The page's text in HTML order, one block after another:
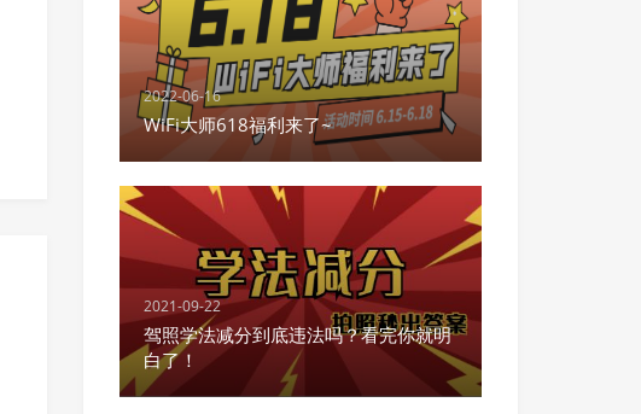
2022-06-16
WiFi大师618福利来了~
2021-09-22
驾照学法减分到底违法吗？看完你就明
白了！